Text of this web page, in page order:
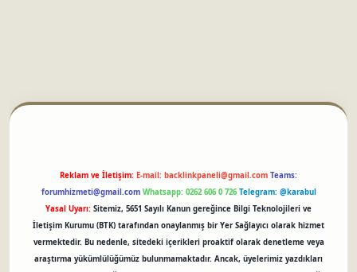
Reklam ve İletişim: E-mail: backlinkpaneli@gmail.com Teams:
forumhizmeti@gmail.com Whatsapp: 0262 606 0 726 Telegram: @karabul
Yasal Uyarı: Sitemiz, 5651 Sayılı Kanun gereğince Bilgi Teknolojileri ve
İletişim Kurumu (BTK) tarafından onaylanmış bir Yer Sağlayıcı olarak hizmet
vermektedir. Bu nedenle, sitedeki içerikleri proaktif olarak denetleme veya
araştırma yükümlülüğümüz bulunmamaktadır. Ancak, üyelerimiz yazdıkları